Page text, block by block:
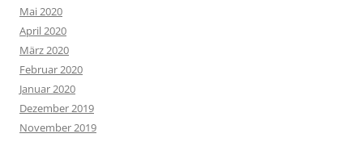
Mai 2020
April 2020
März 2020
Februar 2020
Januar 2020
Dezember 2019
November 2019